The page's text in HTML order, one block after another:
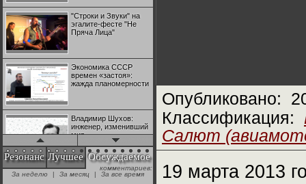
"Строки и Звуки" на
эгалите-фесте "Не
Пряча Лица"
Экономика СССР
времен «застоя»:
жажда планомерности
Владимир Шухов:
инженер, изменивший
мир
"Аркадий Коц" на
эгалите-фесте "Не
Резонанс Лучшее Обсуждаемое
комментариев:
За неделю
| За месяц | За все время
Опубликовано:
Классификация:
Салют
19 марта 2013